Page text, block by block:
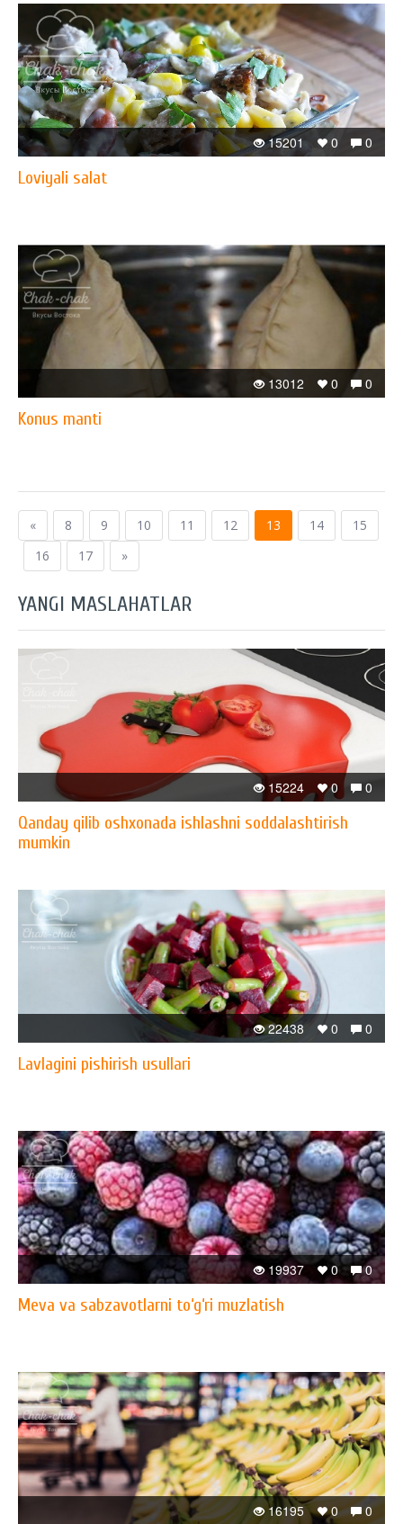
0
0
15201
Loviyali salat
0
0
13012
Konus manti
« 8 9 10 11 12 13 14
15
16
17 »
YANGI MASLAHATLAR
0
0
15224
Qanday qilib oshxonada ishlashni soddalashtirish
mumkin
0
0
22438
Lavlagini pishirish usullari
0
0
19937
Meva va sabzavotlarni to‘g‘ri muzlatish
0
0
16195